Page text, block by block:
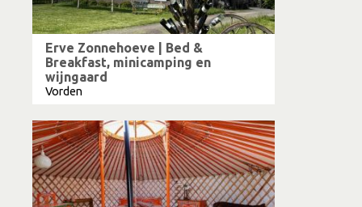
Erve Zonnehoeve | Bed &
Breakfast, minicamping en
wijngaard
Vorden